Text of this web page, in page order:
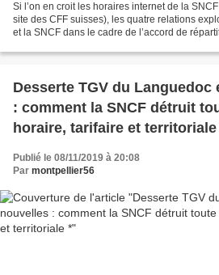
Si l’on en croit les horaires internet de la
site des CFF suisses), les quatre relations
et la SNCF dans le cadre de l’accord de
Desserte TGV du Languedoc
: comment la SNCF détruit
horaire, tarifaire et territoriale
Publié le 08/11/2019 à 20:08
Par montpellier56